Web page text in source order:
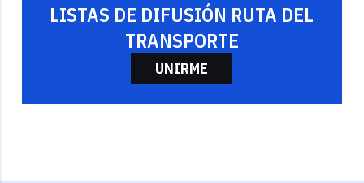
LISTAS DE DIFUSIÓN RUTA DEL
TRANSPORTE
UNIRME